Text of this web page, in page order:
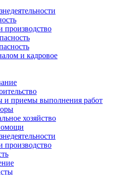
и кадровое
и приемы выполнения работ
хозяйство